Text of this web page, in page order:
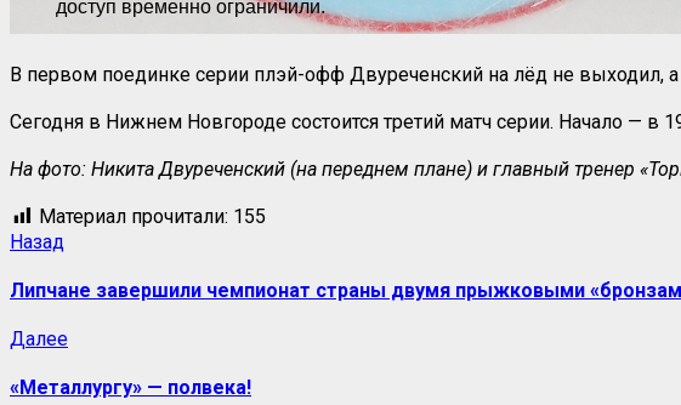
В первом поединке серии плэй-офф Двуреченский на лёд не выходил,
Сегодня в Нижнем Новгороде состоится третий матч серии. Начало — в
На фото: Никита Двуреченский (на переднем плане) и главный тренер
Материал прочитали: 155
Назад
Липчане завершили чемпионат страны двумя прыжковыми
Далее
«Металлургу» — полвека!